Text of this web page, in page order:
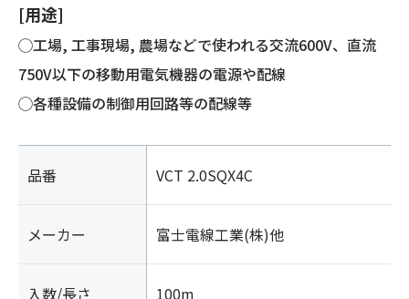
[用途]
◯工場, 工事現場, 農場などで使われる交流600V、直流
750V以下の移動用電気機器の電源や配線
◯各種設備の制御用回路等の配線等
品番 VCT 2.0SQX4C
メーカー 富士電線工業(株)他
入数/長さ 100m